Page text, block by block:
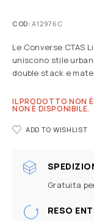
COD:A12976C
Le Converse CTAS
uniscono stile
double stack e
IL PRODOTTO NON
NON È DISPONIBILE.
ADD TO WISHLIST
Gratuita
RESO